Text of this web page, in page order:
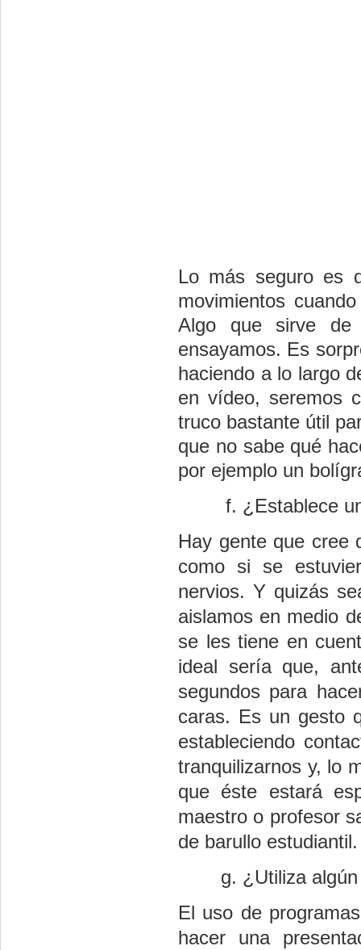
Lo más seguro es
movimientos
Algo que sirve de
ensayamos. Es
haciendo a lo largo
en vídeo, seremos
truco bastante útil
que no sabe qué
por ejemplo un
¿Establece
Hay gente que cree
como si se
nervios. Y quizás
aislamos en medio
se les tiene en
ideal sería que,
segundos para
caras. Es un gesto
estableciendo
tranquilizarnos y, lo
que éste estará
maestro o profesor
de barullo estudiantil.
¿Utiliza
El uso de
hacer una